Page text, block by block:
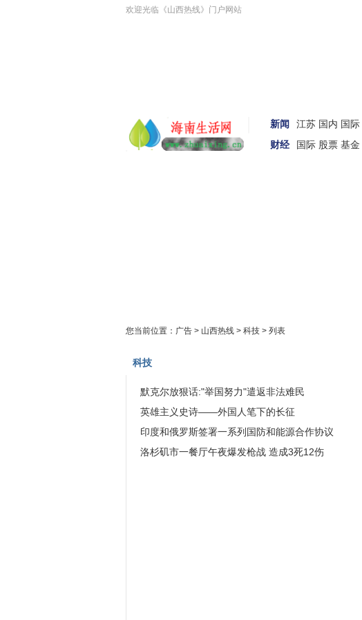
欢迎光临《山西热线》门户网站
新闻 江苏 国内 国际
财经
国际 股票 基金
您当前位置： 广告 > 山西热线 > 科技 > 列表
科技
默克尔放狠话:"举国努力"遣返非法难民
英雄主义史诗——外国人笔下的长征
印度和俄罗斯签署一系列国防和能源合作协议
洛杉矶市一餐厅午夜爆发枪战 造成3死12伤